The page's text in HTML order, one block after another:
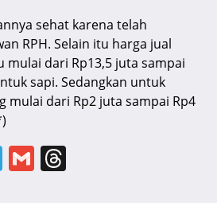
sehat karena telah
RPH. Selain itu harga jual
dari Rp13,5 juta sampai
sapi. Sedangkan untuk
mulai dari Rp2 juta sampai Rp4
T G